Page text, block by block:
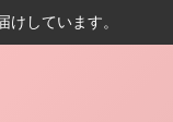
しています。